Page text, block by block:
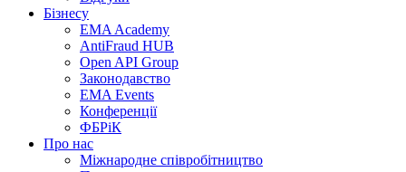
Бізнесу
EMA Academy
AntiFraud HUB
Open API Group
Законодавство
EMA Events
Конференції
ФБРіК
Про нас
Міжнародне співробітництво